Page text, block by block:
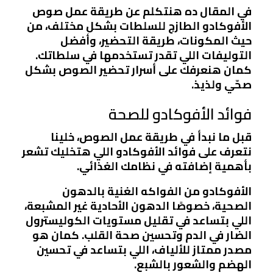
في المقال ده هنتكلم عن طريقة عمل صوص
الأفوكادو الطازج للسلطات بشكل مختلف، من
حيث المكونات، طريقة التحضير، وأفضل
التوليفات اللي تقدر تستخدمها في سلطاتك.
كمان هنعرفك على أسرار تحضير الصوص بشكل
صحّي ولذيذ.
فوائد الأفوكادو للصحة
قبل ما نبدأ في طريقة عمل الصوص، خلينا
نتعرف على فوائد الأفوكادو اللي هتخليك تشعر
بأهمية إضافته في نظامك الغذائي.
الأفوكادو من الفواكه الغنية بالدهون
الصحية، خصوصًا الدهون الأحادية غير المشبعة،
اللي بتساعد في تقليل مستويات الكوليسترول
الضار في الدم وتحسين صحة القلب. كمان هو
مصدر ممتاز للألياف، اللي بتساعد في تحسين
الهضم والشعور بالشبع.